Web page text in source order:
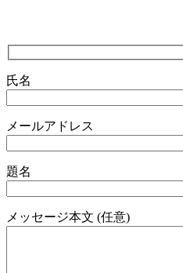
氏名
メールアドレス
題名
メッセージ本文 (任意)